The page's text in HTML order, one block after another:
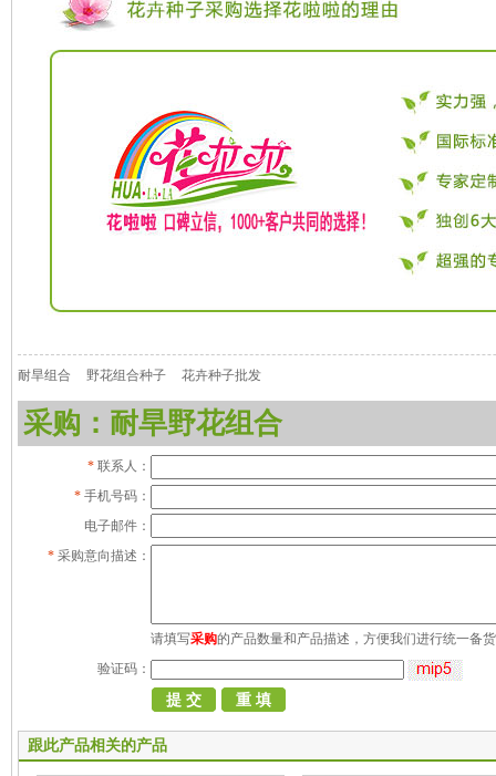
耐旱组合 野花组合种子 花卉种子批发
采购：耐旱野花组合
* 联系人：
* 手机号码：
电子邮件：
* 采购意向描述：
请填写采购的产品数量和产品描述，方便我们进行统一备
验证码：
跟此产品相关的产品